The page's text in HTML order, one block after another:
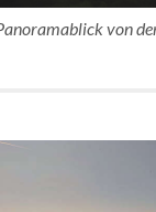
von